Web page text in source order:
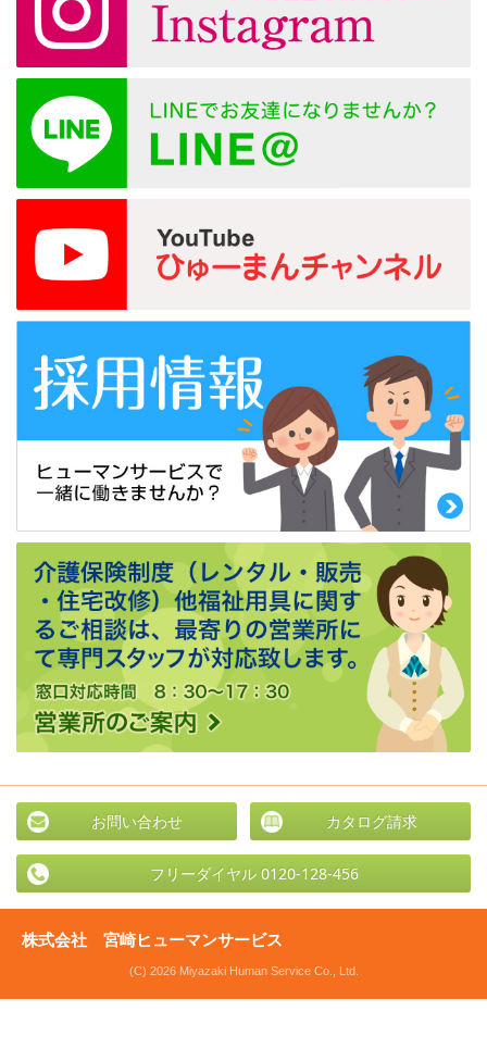
お問い合わせ カタログ請求
フリーダイヤル 0120-128-456
株式会社 宮崎ヒューマンサービス
(C) 2026 Miyazaki Human Service Co., Ltd.